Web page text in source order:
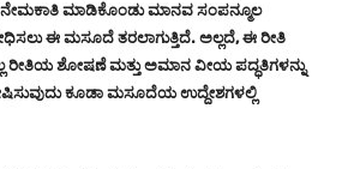
ನೇಮಕಾತಿ ಮಾಡಿಕೊಂಡು ಮಾನವ ಸಂಪನ್ಮೂಲ
ಈ ಮಸೂದೆ ತರಲಾಗುತ್ತಿದೆ. ಅಲ್ಲದೆ, ಈ ರೀತಿ
ರೀತಿಯ ಶೋಷಣೆ ಮತ್ತು ಅಮಾನ ವೀಯ ಪದ್ಧತಿಗಳನ್ನು
ಕೂಡಾ ಮಸೂದೆಯ ಉದ್ದೇಶಗಳಲ್ಲಿ